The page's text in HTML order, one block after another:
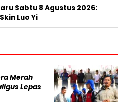
Sabtu 8 Agustus 2026:
Luo Yi
Merah
Lepas